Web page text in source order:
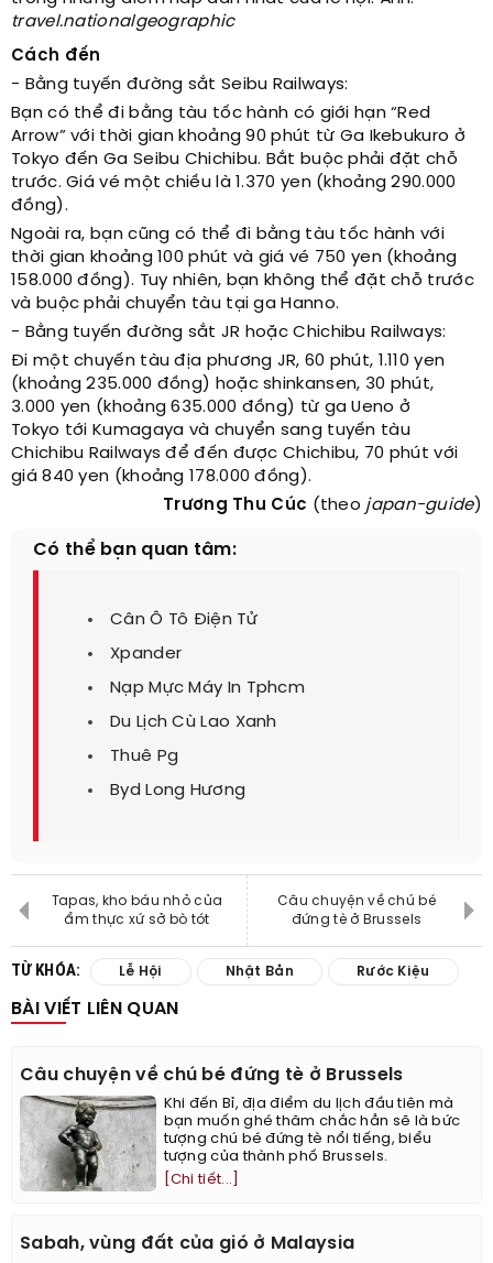
travel.nationalgeographic
Cách đến
- Bằng tuyến đường sắt Seibu Railways:
Bạn có thể đi bằng tàu tốc hành có giới hạn “Red
Arrow” với thời gian khoảng 90 phút từ Ga Ikebukuro ở
Tokyo đến Ga Seibu Chichibu. Bắt buộc phải đặt chỗ
trước. Giá vé một chiều là 1.370 yen (khoảng 290.000
đồng).
Ngoài ra, bạn cũng có thể đi bằng tàu tốc hành với
thời gian khoảng 100 phút và giá vé 750 yen (khoảng
158.000 đồng). Tuy nhiên, bạn không thể đặt chỗ trước
và buộc phải chuyển tàu tại ga Hanno.
- Bằng tuyến đường sắt JR hoặc Chichibu Railways:
Đi một chuyến tàu địa phương JR, 60 phút, 1.110 yen
(khoảng 235.000 đồng) hoặc shinkansen, 30 phút,
3.000 yen (khoảng 635.000 đồng) từ ga Ueno ở
Tokyo tới Kumagaya và chuyển sang tuyến tàu
Chichibu Railways để đến được Chichibu, 70 phút với
giá 840 yen (khoảng 178.000 đồng).
Trương Thu Cúc (theo japan-guide)
Có thể bạn quan tâm:
Cân Ô Tô Điện Tử
Xpander
Nạp Mực Máy In Tphcm
Du Lịch Cù Lao Xanh
Thuê Pg
Byd Long Hương
Tapas, kho báu nhỏ của
ẩm thực xứ sở bò tót
Câu chuyện về chú bé
đứng tè ở Brussels
TỪ KHÓA: Lễ Hội Nhật Bản Rước Kiệu
BÀI VIẾT LIÊN QUAN
Câu chuyện về chú bé đứng tè ở Brussels
Khi đến Bỉ, địa điểm du lịch đầu tiên mà
bạn muốn ghé thăm chắc hẳn sẽ là bức
tượng chú bé đứng tè nổi tiếng, biểu
tượng của thành phố Brussels.
[Chi tiết...]
Sabah, vùng đất của gió ở Malaysia